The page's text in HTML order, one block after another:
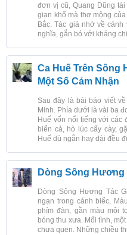
đơn vị cũ, Quang Dũng
gian khổ mà thơ mộng
Bắc. Tác giả nhớ về
nghĩa, gắn bó với kháng
Ca Huế Trên Sông
Một Số Cảm Nhận
Sau đây là bài báo viết
Minh. Phía dưới là vài ba
Huế vốn nổi tiếng với các
biển cả, hò lúc cấy cày,
Huế dù ngắn hay dài đều
Dòng Sông Hương
Dòng Sông Hương Tác
ngạn trong cánh biếc,
phím đàn, gần màu môi
bóng thu xưa. Mối tình,
chưa quen. Những chiều